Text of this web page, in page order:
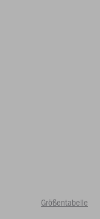
Größentabelle